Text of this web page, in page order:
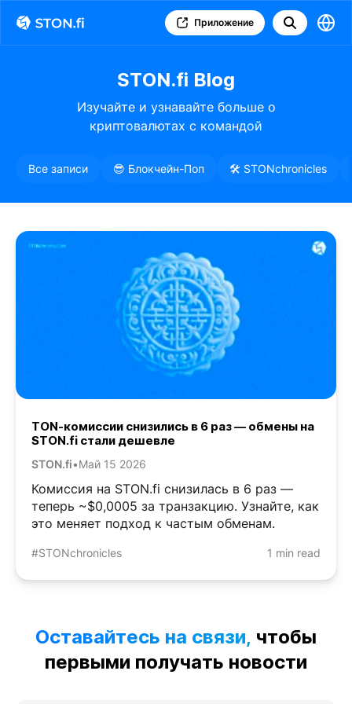
Приложение
STON.fi Blog
Изучайте и узнавайте больше о
криптовалютах с командой
Все записи 😎 Блокчейн-Поп 🛠️ STONchronicles
TON-комиссии снизились в 6 раз — обмены на
STON.fi стали дешевле
STON.fi•Май 15 2026
Комиссия на STON.fi снизилась в 6 раз —
теперь ~$0,0005 за транзакцию. Узнайте, как
это меняет подход к частым обменам.
#STONchronicles 1 min read
Оставайтесь на связи, чтобы
первыми получать новости